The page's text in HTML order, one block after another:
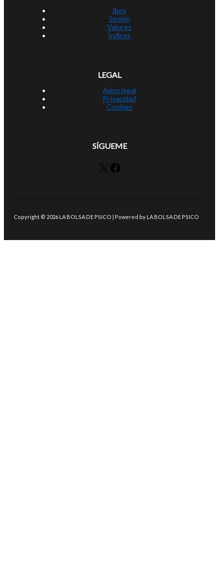
Ibex
Sesión
Valores
Índices
LEGAL
Aviso legal
Privacidad
Cookies
SÍGUEME
X Facebook
Copyright © 2026 LA BOLSA DE PSICO | Powered by LA BOLSA DE PSICO